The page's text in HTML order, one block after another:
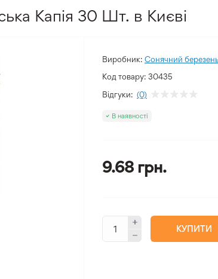
Капія 30 Шт. в Києві
Виробник: Сонячний
Код товару: 30435
Відгуки: (0)
В наявності
9.68 грн.
КУПИТИ